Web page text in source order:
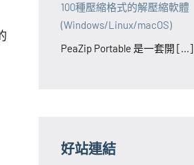
100種壓縮格式的解壓縮軟體
(Windows/Linux/macOS)
PeaZip Portable 是一套開 [...]
好站連結